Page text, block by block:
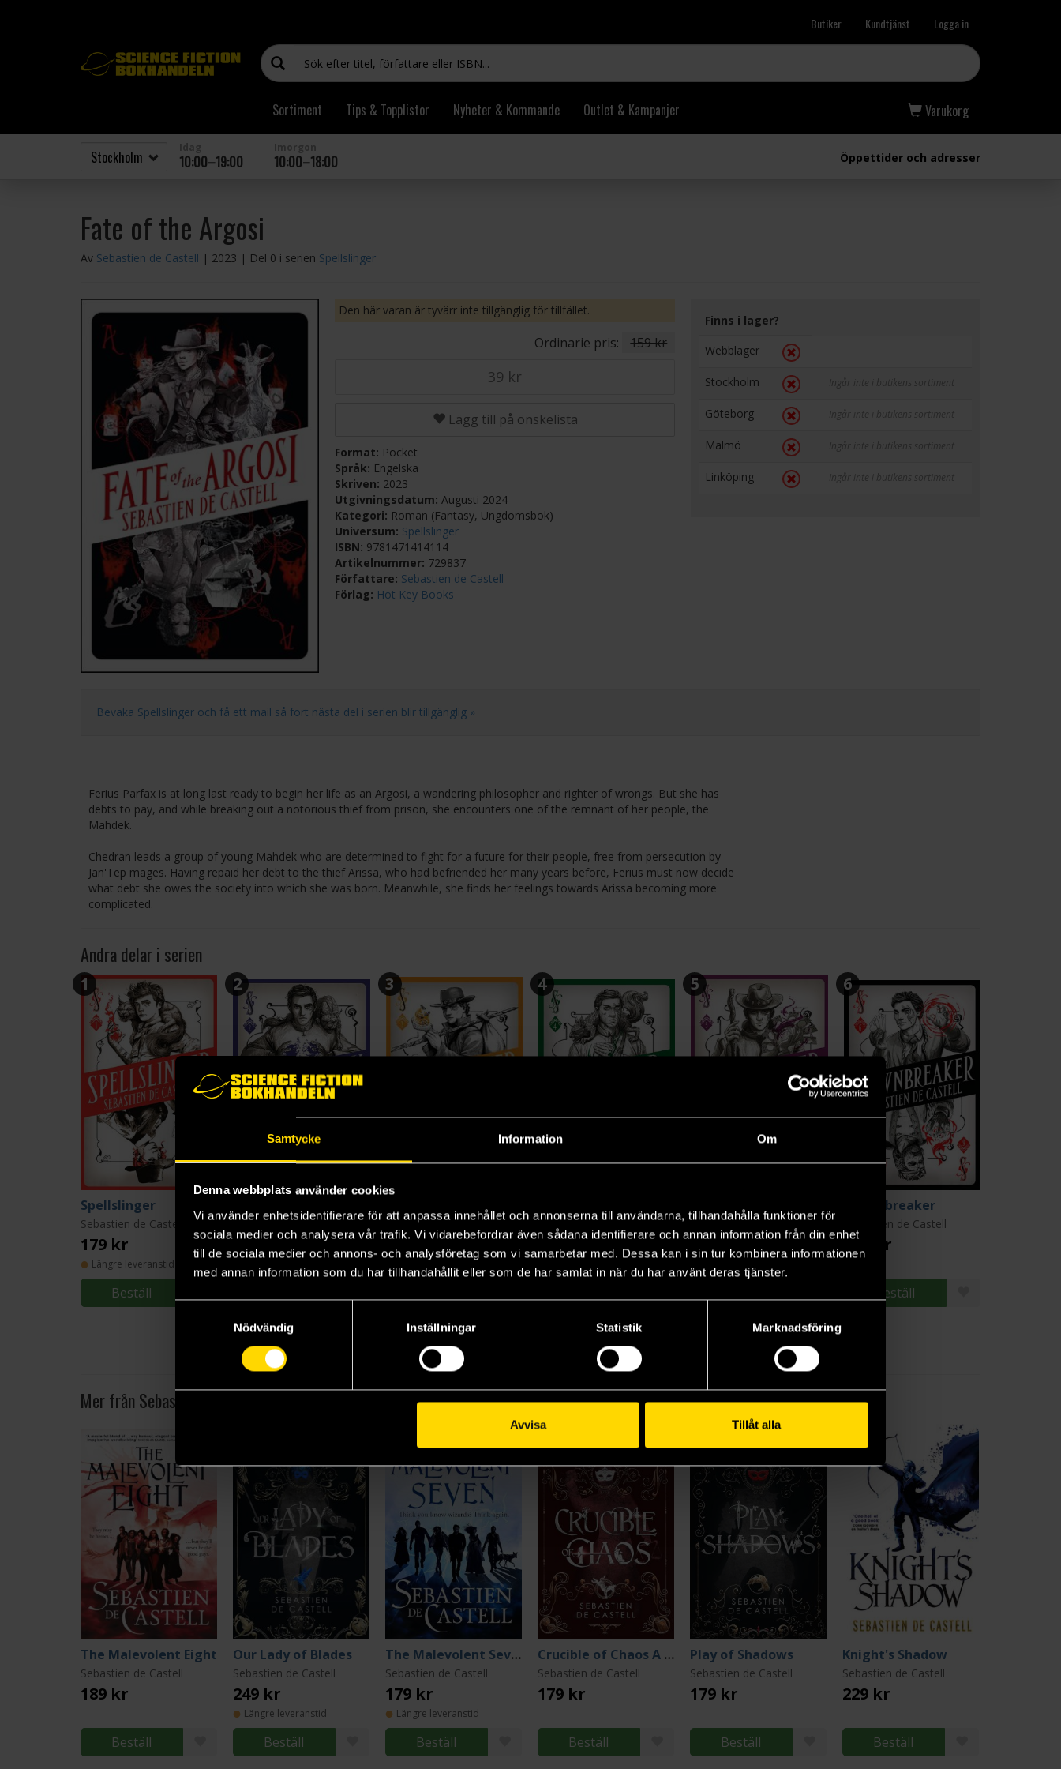
Samtycke Information Om
Denna webbplats använder cookies
Vi använder enhetsidentifierare för att anpassa innehållet och annonserna till användarna, tillhandahålla funktioner för
sociala medier och analysera vår trafik. Vi vidarebefordrar även sådana identifierare och annan information från din enhet
till de sociala medier och annons- och analysföretag som vi samarbetar med. Dessa kan i sin tur kombinera informationen
med annan information som du har tillhandahållit eller som de har samlat in när du har använt deras tjänster.
Samtyckesval
Nödvändig
Inställningar Statistik Marknadsföring
Avvisa Tillåt alla
Butiker Kundtjänst Logga in
Sortiment Tips & Topplistor Nyheter & Kommande Outlet & Kampanjer Varukorg
10:00–19:00 10:00–18:00 Öppettider och adresser
Fate of the Argosi
Av Sebastien de Castell | 2023 | Del 0 i serien Spellslinger
Den här varan är tyvärr inte tillgänglig för tillfället.
Ordinarie pris: 159 kr
39 kr
Lägg till på önskelista
Format: Pocket
Språk: Engelska
Skriven: 2023
Utgivningsdatum:Augusti 2024
Kategori: Roman (Fantasy, Ungdomsbok)
Universum: Spellslinger
ISBN: 9781471414114
Artikelnummer: 729837
Författare: Sebastien de Castell
Förlag: Hot Key Books
Finns i lager?
Webblager
Stockholm Ingår inte i butikens sortiment
Göteborg Ingår inte i butikens sortiment
Malmö Ingår inte i butikens sortiment
Linköping Ingår inte i butikens sortiment
Bevaka Spellslinger och få ett mail så fort nästa del i serien blir tillgänglig »
Ferius Parfax is at long last ready to begin her life as an Argosi, a wandering philosopher and righter of wrongs. But she has
debts to pay, and while breaking out a notorious thief from prison, she encounters one of the remnant of her people, the
Mahdek.
Chedran leads a group of young Mahdek who are determined to fight for a future for their people, free from persecution by
Jan'Tep mages. Having repaid her debt to the thief Arissa, who had befriended her many years before, Ferius must now decide
what debt she owes the society into which she was born. Meanwhile, she finds her feelings towards Arissa becoming more
complicated.
Andra delar i serien
1
Spellslinger
Sebastien de Castell
179 kr
Längre leveranstid
Beställ
2
Sebastien de Castell
179 kr
3
Sebastien de Castell
179 kr
4
Sebastien de Castell
179 kr
5
Queenslayer
Sebastien de Castell
179 kr
6
Crownbreaker
Sebastien de Castell
179 kr
Beställ
Mer från Sebastien de Castell
The Malevolent Eight
Sebastien de Castell
189 kr
Beställ
Our Lady of Blades
Sebastien de Castell
249 kr
Längre leveranstid
Beställ
The Malevolent Seven
Sebastien de Castell
179 kr
Längre leveranstid
Beställ
Crucible of Chaos A Novel of the Court of Shadows
Sebastien de Castell
179 kr
Beställ
Play of Shadows
Sebastien de Castell
179 kr
Beställ
Knight's Shadow
Sebastien de Castell
229 kr
Beställ